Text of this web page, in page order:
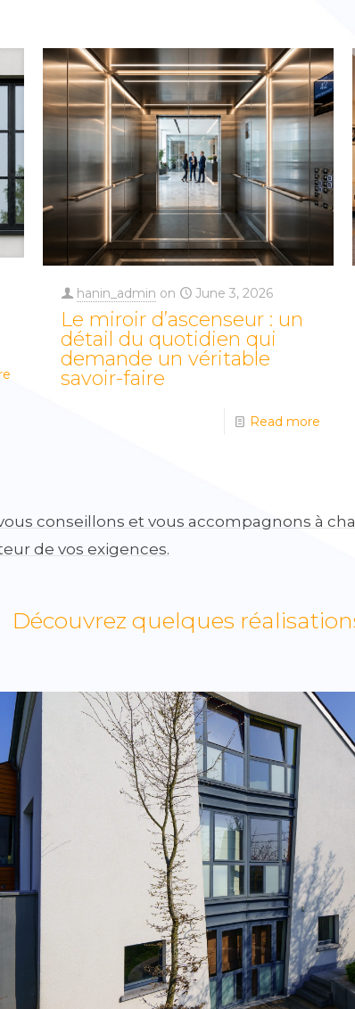
hanin_admin on June 3, 2026
Le miroir d’ascenseur : un
détail du quotidien qui
demande un véritable
savoir-faire
Read more
conseillons et vous accompagnons à
de vos exigences.
Découvrez quelques
Châssis en aluminium.